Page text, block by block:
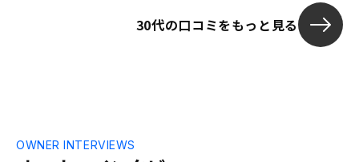
登録等の容易
30代の口コミをもっと見る
OWNER INTERVIEWS